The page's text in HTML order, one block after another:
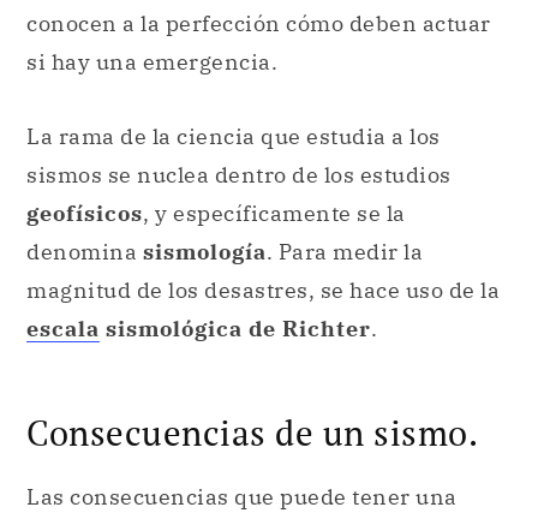
conocen a la perfección cómo deben actuar
si hay una emergencia.
La rama de la ciencia que estudia a los
sismos se nuclea dentro de los estudios
geofísicos, y específicamente se la
denomina sismología. Para medir la
magnitud de los desastres, se hace uso de la
escala sismológica de Richter.
Consecuencias de un sismo.
Las consecuencias que puede tener una